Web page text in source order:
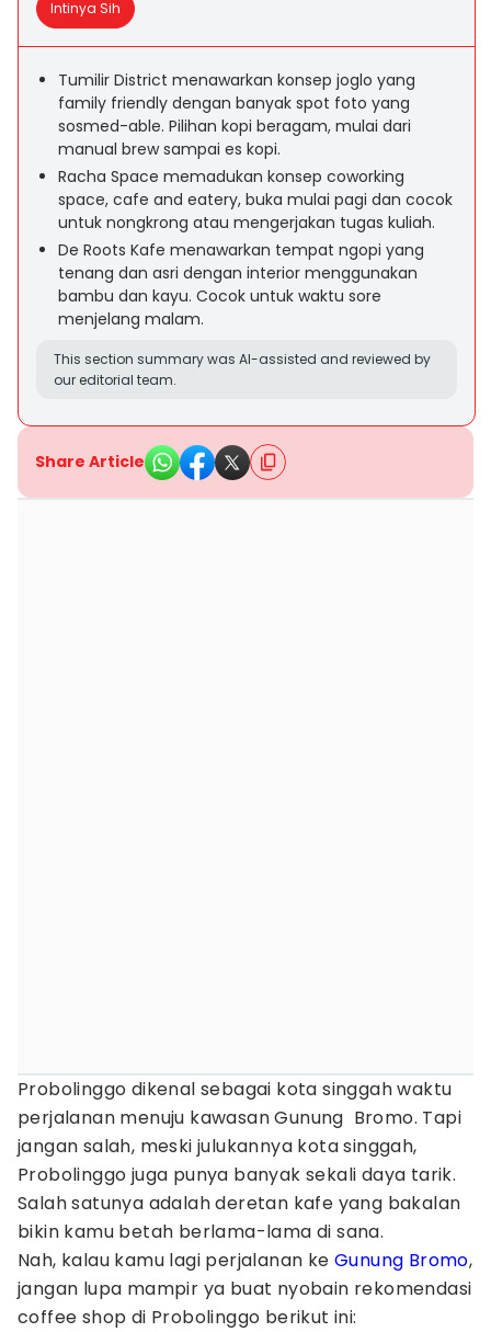
Intinya Sih
Tumilir District menawarkan konsep joglo yang
family friendly dengan banyak spot foto yang
sosmed-able. Pilihan kopi beragam, mulai dari
manual brew sampai es kopi.
Racha Space memadukan konsep coworking
space, cafe and eatery, buka mulai pagi dan cocok
untuk nongkrong atau mengerjakan tugas kuliah.
De Roots Kafe menawarkan tempat ngopi yang
tenang dan asri dengan interior menggunakan
bambu dan kayu. Cocok untuk waktu sore
menjelang malam.
This section summary was AI-assisted and reviewed by
our editorial team.
Share Article
Probolinggo dikenal sebagai kota singgah waktu
perjalanan menuju kawasan Gunung Bromo. Tapi
jangan salah, meski julukannya kota singgah,
Probolinggo juga punya banyak sekali daya tarik.
Salah satunya adalah deretan kafe yang bakalan
bikin kamu betah berlama-lama di sana.
Nah, kalau kamu lagi perjalanan ke Gunung Bromo,
jangan lupa mampir ya buat nyobain rekomendasi
coffee shop di Probolinggo berikut ini: